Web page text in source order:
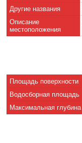
Другие названия
Описание
местоположения
Площадь поверхности
Водосборная площадь
Максимальная глубина